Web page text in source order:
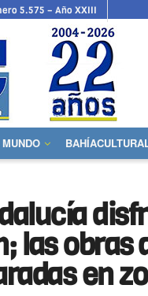
5.575 – Año XXIII
las obras
en